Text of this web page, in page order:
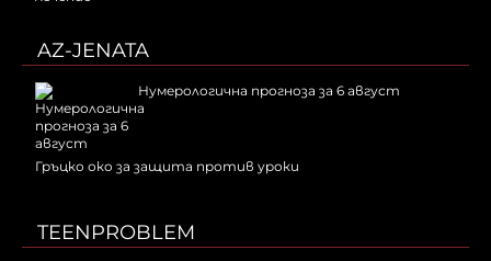
AZ-JENATA
Нумерологична прогноза за 6 август
Гръцко око за защита против уроки
TEENPROBLEM